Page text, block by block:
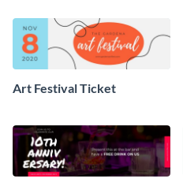
Art Festival Ticket